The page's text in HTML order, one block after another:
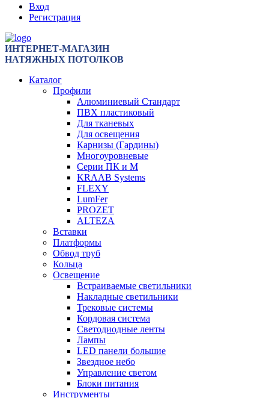
Вход
Регистрация
ИНТЕРНЕТ-МАГАЗИН
НАТЯЖНЫХ ПОТОЛКОВ
Каталог
Профили
Алюминиевый Стандарт
ПВХ пластиковый
Для тканевых
Для освещения
Карнизы (Гардины)
Многоуровневые
Серии ПК и М
KRAAB Systems
FLEXY
LumFer
PROZET
ALTEZA
Вставки
Платформы
Обвод труб
Кольца
Освещение
Встраиваемые светильники
Накладные светильники
Трековые системы
Кордовая система
Светодиодные ленты
Лампы
LED панели большие
Звездное небо
Управление светом
Блоки питания
Инструменты